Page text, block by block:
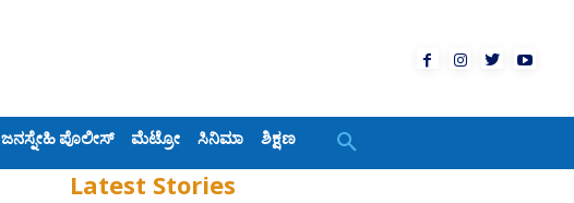
ಜನಸ್ನೇಹಿ ಪೊಲೀಸ್ ಮೆಟ್ರೋ ಸಿನಿಮಾ ಶಿಕ್ಷಣ
Latest Stories